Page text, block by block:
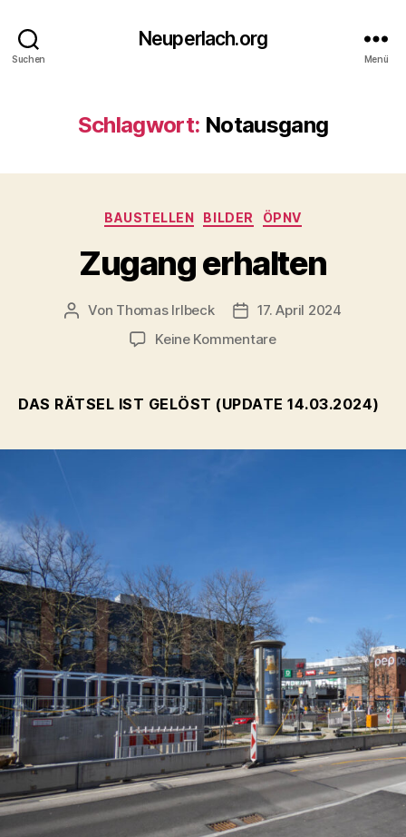
Suchen
Neuperlach.org
Menü
Schlagwort: Notausgang
Kategorien
BAUSTELLEN BILDER ÖPNV
Zugang erhalten
Beitragsautor
Von Thomas Irlbeck Veröffentlichungsdatum
17. April 2024
Keine Kommentarezu
DAS RÄTSEL IST GELÖST (UPDATE 14.03.2024)